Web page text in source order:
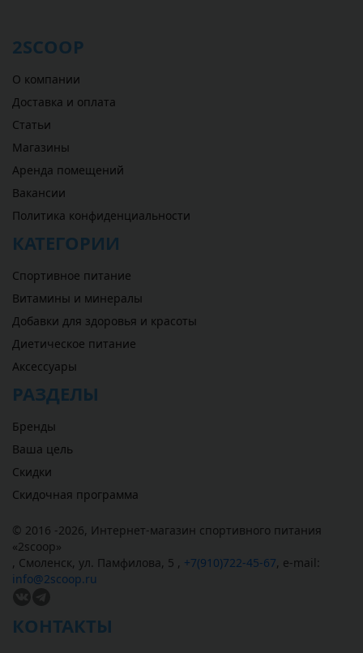
2SCOOP
О компании
Доставка и оплата
Статьи
Магазины
Аренда помещений
Вакансии
Политика конфиденциальности
КАТЕГОРИИ
Спортивное питание
Витамины и минералы
Добавки для здоровья и красоты
Диетическое питание
Аксессуары
РАЗДЕЛЫ
Бренды
Ваша цель
Скидки
Скидочная программа
© 2016 -2026, Интернет-магазин спортивного питания
«2scoop»
, Смоленск, ул. Памфилова, 5 , +7(910)722-45-67, e-mail:
info@2scoop.ru
КОНТАКТЫ